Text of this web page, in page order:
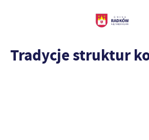
Tradycje struktur